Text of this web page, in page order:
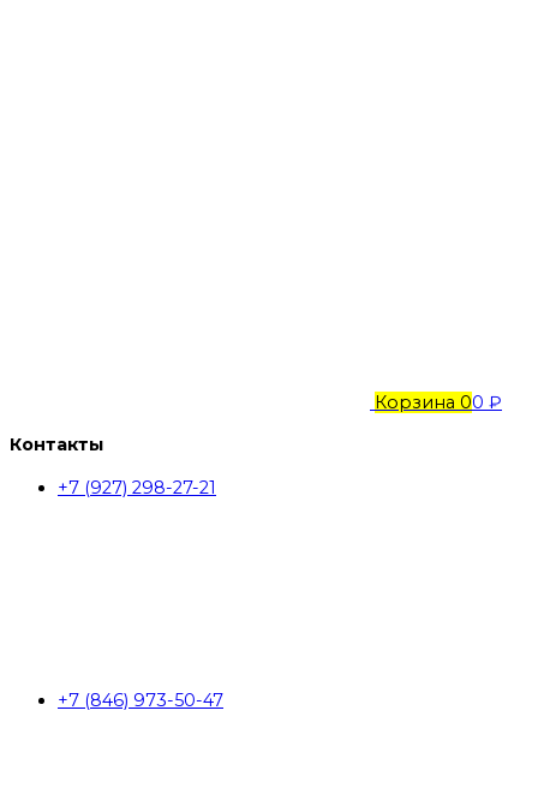
Корзина 00 ₽
Контакты
+7 (927) 298-27-21
+7 (846) 973-50-47